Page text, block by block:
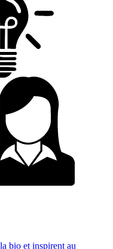
bio et inspirent au